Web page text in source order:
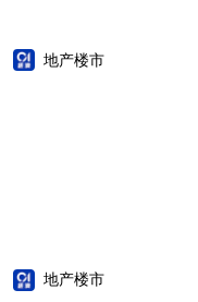
地产楼市
地产楼市